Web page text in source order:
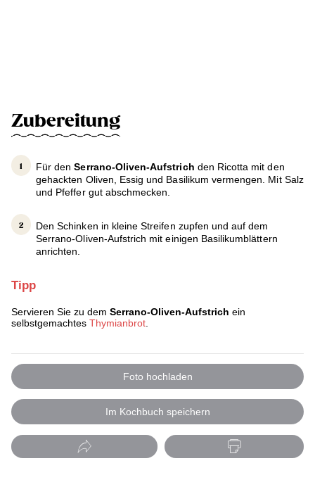
Zubereitung
Für denSerrano-Oliven-Aufstrich den Ricotta mit den
gehackten Oliven, Essig und Basilikum vermengen. Mit Salz
und Pfeffer gut abschmecken.
Den Schinken in kleine Streifen zupfen und auf dem
Serrano-Oliven-Aufstrich mit einigen Basilikumblättern
anrichten.
Tipp
Servieren Sie zu dem Serrano-Oliven-Aufstrich ein
selbstgemachtes Thymianbrot.
Foto hochladen
Im Kochbuch speichern